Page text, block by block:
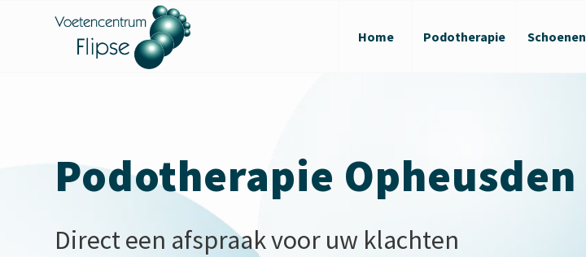
Home Podotherapie Schoenen
Podotherapie Opheusden
Direct een afspraak voor uw klachten